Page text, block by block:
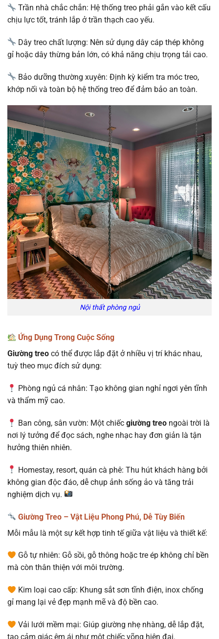
Trần nhà chắc chắn: Hệ thống treo phải gắn vào kết cấu
chịu lực tốt, tránh lắp ở trần thạch cao yếu.
Dây treo chất lượng: Nên sử dụng dây cáp thép không
gỉ hoặc dây thừng bản lớn, có khả năng chịu trọng tải cao.
Bảo dưỡng thường xuyên: Định kỳ kiểm tra móc treo,
khớp nối và toàn bộ hệ thống treo để đảm bảo an toàn.
Nội thất phòng ngủ
Ứng Dụng Trong Cuộc Sống
Giường treo có thể được lắp đặt ở nhiều vị trí khác nhau,
tuỳ theo mục đích sử dụng:
Phòng ngủ cá nhân: Tạo không gian nghỉ ngơi yên tĩnh
và thẩm mỹ cao.
Ban công, sân vườn: Một chiếcgiường treo ngoài trời là
nơi lý tưởng để đọc sách, nghe nhạc hay đơn giản là tận
hưởng thiên nhiên.
Homestay, resort, quán cà phê: Thu hút khách hàng bởi
không gian độc đáo, dễ chụp ảnh sống ảo và tăng trải
nghiệm dịch vụ.
Giường Treo – Vật Liệu Phong Phú, Dễ Tùy Biến
Mỗi mẫu là một sự kết hợp tinh tế giữa vật liệu và thiết kế:
Gỗ tự nhiên: Gỗ sồi, gỗ thông hoặc tre ép không chỉ bền
mà còn thân thiện với môi trường.
Kim loại cao cấp: Khung sắt sơn tĩnh điện, inox chống
gỉ mang lại vẻ đẹp mạnh mẽ và độ bền cao.
Vải lưới mềm mại: Giúp giường nhẹ nhàng, dễ lắp đặt,
tạo cảm giác êm ái như một chiếc võng hiện đại.